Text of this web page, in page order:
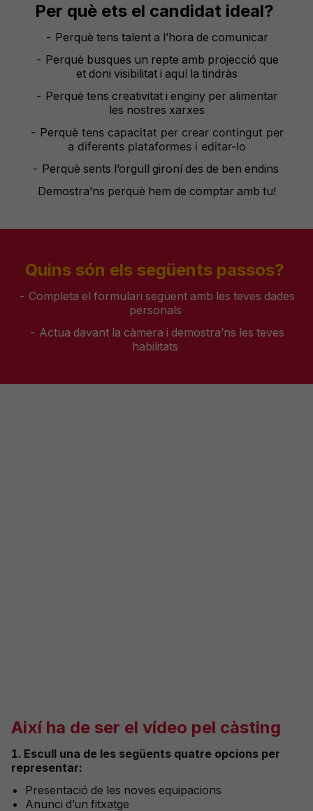
Per què ets el candidat ideal?
- Perquè tens talent a l’hora de comunicar
- Perquè busques un repte amb projecció que
et doni visibilitat i aquí la tindràs
- Perquè tens creativitat i enginy per alimentar
les nostres xarxes
- Perquè tens capacitat per crear contingut per
a diferents plataformes i editar-lo
- Perquè sents l’orgull gironídes de ben endins
Demostra’ns perquè hem de comptar amb tu!
Quins són els següents passos?
- Completa el formulari següent amb les teves dades
personals
- Actua davant la càmera i demostra’ns les teves
habilitats
Així ha de ser el vídeo pel càsting
1. Escull una de les següents quatre opcions per
representar:
Presentació de les noves equipacions
Anunci d’un fitxatge